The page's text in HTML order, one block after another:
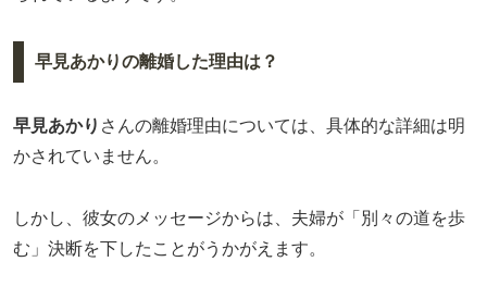
早見あかりの離婚した理由は？
早見あかり さんの離婚理由については、具体的な詳細は明
かされていません。
しかし、彼女のメッセージからは、夫婦が「別々の道を歩
む」決断を下したことがうかがえます。